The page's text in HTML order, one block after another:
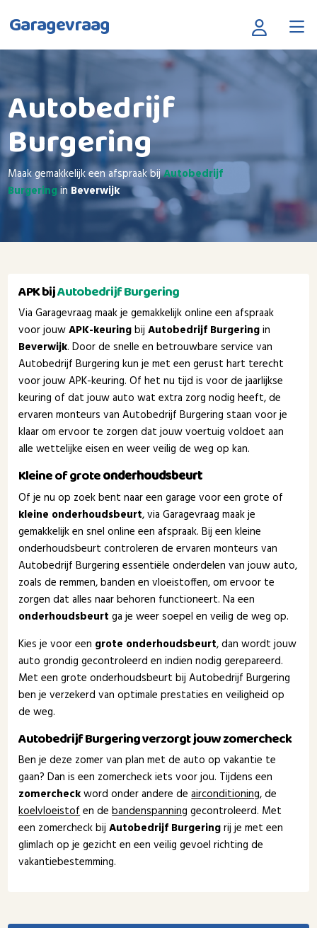
Garagevraag
Autobedrijf
Burgering
Maak gemakkelijk een afspraak bijAutobedrijf
Burgeringin Beverwijk
APK bijAutobedrijf Burgering
Via Garagevraag maak je gemakkelijk online een afspraak
voor jouwAPK-keuringbijAutobedrijf Burgeringin
Beverwijk. Door de snelle en betrouwbare service van
Autobedrijf Burgering kun je met een gerust hart terecht
voor jouw APK-keuring. Of het nu tijd is voor de jaarlijkse
keuring of dat jouw auto wat extra zorg nodig heeft, de
ervaren monteurs van Autobedrijf Burgering staan voor je
klaar om ervoor te zorgen dat jouw voertuig voldoet aan
alle wettelijke eisen en weer veilig de weg op kan.
Kleine of groteonderhoudsbeurt
Of je nu op zoek bent naar een garage voor een grote of
kleine onderhoudsbeurt, via Garagevraag maak je
gemakkelijk en snel online een afspraak. Bij een kleine
onderhoudsbeurt controleren de ervaren monteurs van
Autobedrijf Burgering essentiële onderdelen van jouw auto,
zoals de remmen, banden en vloeistoffen, om ervoor te
zorgen dat alles naar behoren functioneert. Na een
onderhoudsbeurt ga je weer soepel en veilig de weg op.
Kies je voor een grote onderhoudsbeurt, dan wordt jouw
auto grondig gecontroleerd en indien nodig gerepareerd.
Met een grote onderhoudsbeurt bij Autobedrijf Burgering
ben je verzekerd van optimale prestaties en veiligheid op
de weg.
Autobedrijf Burgering verzorgt jouw zomercheck
Ben je deze zomer van plan met de auto op vakantie te
gaan? Dan is een zomercheck iets voor jou. Tijdens een
zomercheckword onder andere deairconditioning, de
koelvloeistofen debandenspanning gecontroleerd. Met
een zomercheck bijAutobedrijf Burgeringrij je met een
glimlach op je gezicht en een veilig gevoel richting de
vakantiebestemming.